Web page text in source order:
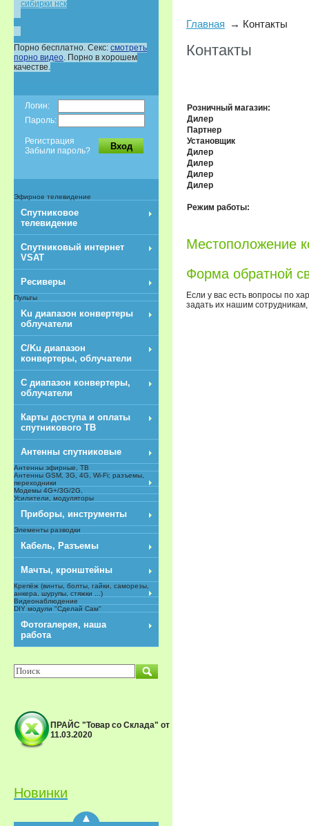
Главная Контакты
Контакты
Розничный магазин:
Дилер
Партнер
Установщик
Дилер
Дилер
Дилер
Дилер
Режим работы:
Местоположение
Форма обратной
Если у вас есть вопросы по
задать их нашим
сибирки нск
Порно бесплатно. Секс: смотреть
порно видео. Порно в хорошем
качестве.
Логин:
Пароль:
Регистрация
Забыли пароль?
Вход
Эфирное телевидение
Спутниковое
телевидение
Спутниковый интернет
VSAT
Ресиверы
Пульты
Ku диапазон конвертеры
облучатели
C/Ku диапазон
конвертеры, облучатели
С диапазон конвертеры,
облучатели
Карты доступа и оплаты
спутникового ТВ
Антенны спутниковые
Антенны эфирные, ТВ
Антенны GSM, 3G, 4G, Wi-Fi; разъемы,
переходники
Модемы 4G+/3G/2G,
Усилители, модуляторы
Приборы, инструменты
Элементы разводки
Кабель, Разъемы
Мачты, кронштейны
Крепёж (винты, болты, гайки, саморезы,
анкера, шурупы, стяжки ...)
Видеонаблюдение
DIY модули "Сделай Сам"
Фотогалерея, наша
работа
ПРАЙС "Товар со Склада" от
11.03.2020
Новинки
Спутниковый
Сверхвыгодная
рассрочка!»